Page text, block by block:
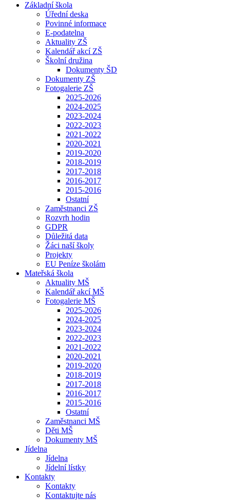
Základní škola
Úřední deska
Povinné informace
E-podatelna
Aktuality ZŠ
Kalendář akcí ZŠ
Školní družina
Dokumenty ŠD
Dokumenty ZŠ
Fotogalerie ZŠ
2025-2026
2024-2025
2023-2024
2022-2023
2021-2022
2020-2021
2019-2020
2018-2019
2017-2018
2016-2017
2015-2016
Ostatní
Zaměstnanci ZŠ
Rozvrh hodin
GDPR
Důležitá data
Žáci naší školy
Projekty
EU Peníze školám
Mateřská škola
Aktuality MŠ
Kalendář akcí MŠ
Fotogalerie MŠ
2025-2026
2024-2025
2023-2024
2022-2023
2021-2022
2020-2021
2019-2020
2018-2019
2017-2018
2016-2017
2015-2016
Ostatní
Zaměstnanci MŠ
Děti MŠ
Dokumenty MŠ
Jídelna
Jídelna
Jídelní lístky
Kontakty
Kontakty
Kontaktujte nás